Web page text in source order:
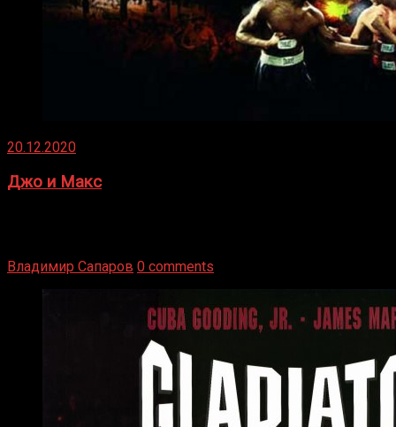
20.12.2020
Джо и Макс
Владимир Сапаров 0 comments